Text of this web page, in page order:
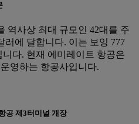
역사상 최대 규모인 42대를 주
러에 달합니다. 이는 보잉 777
다. 현재 에미레이트 항공은
영하는 항공사입니다.
공 제3터미널 개장